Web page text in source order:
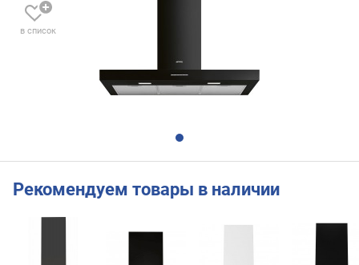
в список
Рекомендуем товары в наличии